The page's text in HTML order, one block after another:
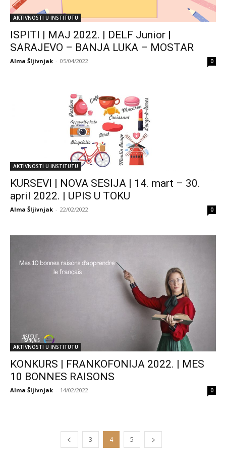
AKTIVNOSTI U INSTITUTU
ISPITI | MAJ 2022. | DELF Junior |
SARAJEVO – BANJA LUKA – MOSTAR
Alma Šljivnjak - 05/04/2022 0
AKTIVNOSTI U INSTITUTU
KURSEVI | NOVA SESIJA | 14. mart – 30.
april 2022. | UPIS U TOKU
Alma Šljivnjak - 22/02/2022 0
AKTIVNOSTI U INSTITUTU
KONKURS | FRANKOFONIJA 2022. | MES
10 BONNES RAISONS
Alma Šljivnjak - 14/02/2022 0
3 4 5